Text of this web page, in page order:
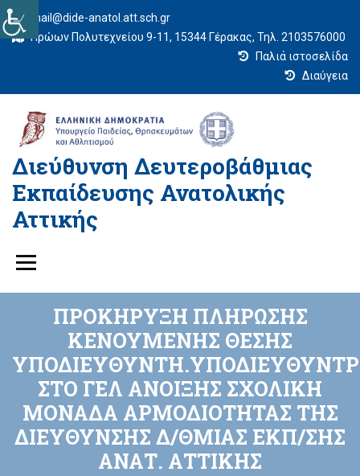
mail@dide-anatol.att.sch.gr
Ηρώων Πολυτεχνείου 9-11, 15344 Γέρακας, Τηλ. 2103576000
Παλιά ιστοσελίδα
Διαύγεια
Διεύθυνση Δευτεροβάθμιας
Εκπαίδευσης Ανατολικής
Αττικής
ΠΡΟΚΗΡΥΞΗ ΠΛΗΡΩΣΗΣ
ΚΕΝΟΥΜΕΝΗΣ ΘΕΣΗΣ
ΣΤΟ ΓΕΛ ΑΝΟΙΞΗΣ ΣΧΟΛΙΚΗ
ΜΟΝΑΔΑ ΑΡΜΟΔΙΟΤΗΤΑΣ ΤΗΣ
ΔΙΕΥΘΥΝΣΗΣ Δ/ΘΜΙΑΣ ΕΚΠ/ΣΗΣ
ΑΝΑΤ. ΑΤΤΙΚΗΣ